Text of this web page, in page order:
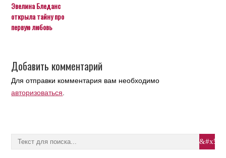
Эвелина Бледанс
открыла тайну про
первую любовь
Добавить комментарий
Для отправки комментария вам необходимо
авторизоваться